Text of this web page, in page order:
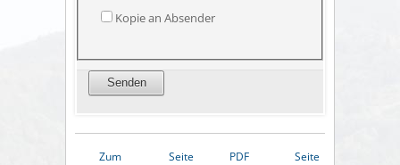
Kopie an Absender
Zum
Seite
PDF
Seite